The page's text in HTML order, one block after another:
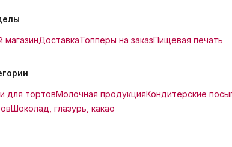
магазинДоставкаТопперы на заказПищевая печать
для тортовМолочная продукцияКондитерские
Шоколад, глазурь, какао